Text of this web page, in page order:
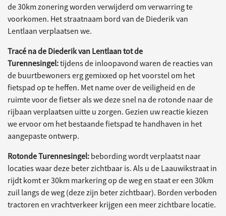
de 30km zonering worden verwijderd om verwarring te
voorkomen. Het straatnaam bord van de Diederik van
Lentlaan verplaatsen we.
Tracé na de Diederik van Lentlaan tot de
Turennesingel:tijdens de inloopavond waren de reacties van
de buurtbewoners erg gemixxed op het voorstel om het
fietspad op te heffen. Met name over de veiligheid en de
ruimte voor de fietser als we deze snel na de rotonde naar de
rijbaan verplaatsen uitte u zorgen. Gezien uw reactie kiezen
we ervoor om het bestaande fietspad te handhaven in het
aangepaste ontwerp.
Rotonde Turennesingel: bebording wordt verplaatst naar
locaties waar deze beter zichtbaar is. Als u de Laauwikstraat in
rijdt komt er 30km markering op de weg en staat er een 30km
zuil langs de weg (deze zijn beter zichtbaar). Borden verboden
tractoren en vrachtverkeer krijgen een meer zichtbare locatie.